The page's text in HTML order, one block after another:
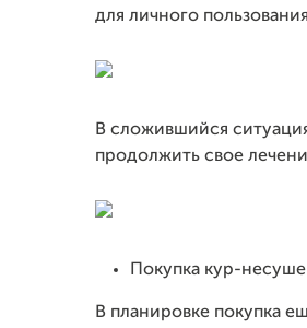
для личного
В сложившийся
продолжить свое
Покупка кур-
В планировке покупка